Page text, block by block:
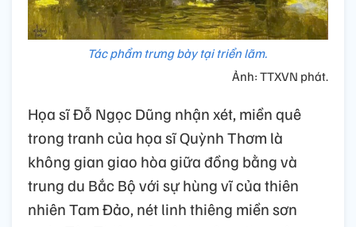
Tác phẩm trưng bày tại triển lãm.
Ảnh: TTXVN phát.
Họa sĩ Đỗ Ngọc Dũng nhận xét, miền quê
trong tranh của họa sĩ Quỳnh Thơm là
không gian giao hòa giữa đồng bằng và
trung du Bắc Bộ với sự hùng vĩ của thiên
nhiên Tam Đảo, nét linh thiêng miền sơn